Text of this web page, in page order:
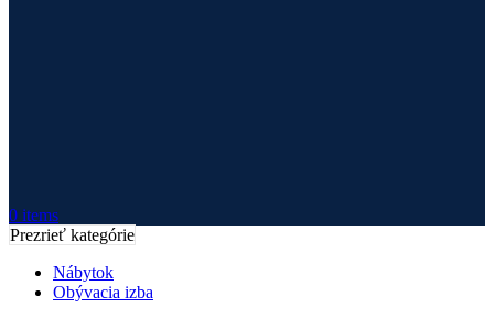
0 items
Prezrieť kategórie
Nábytok
Obývacia izba